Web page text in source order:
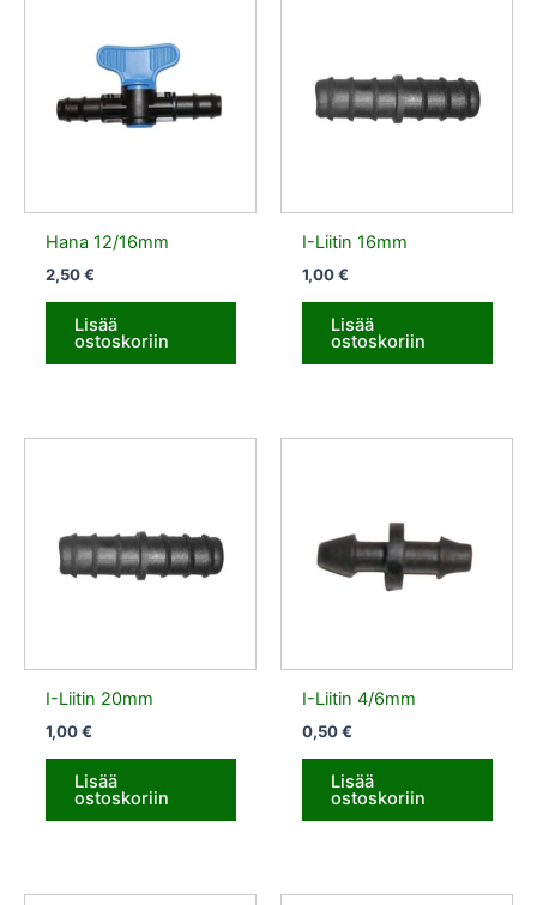
Hana 12/16mm
2,50€
Lisää
ostoskoriin
I-Liitin 16mm
1,00€
Lisää
ostoskoriin
I-Liitin 20mm
1,00€
Lisää
ostoskoriin
I-Liitin 4/6mm
0,50€
Lisää
ostoskoriin